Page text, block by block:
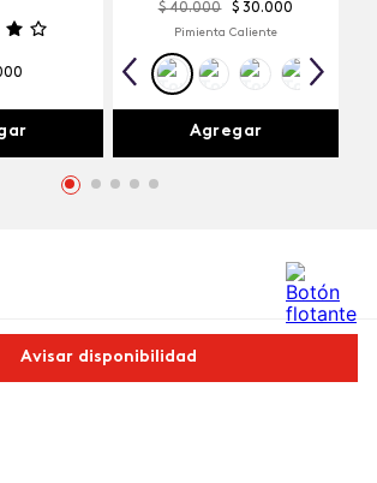
Avisar disponibilidad
$ 40.000 $ 30.000
Pimienta Caliente
Agregar
Comentarios